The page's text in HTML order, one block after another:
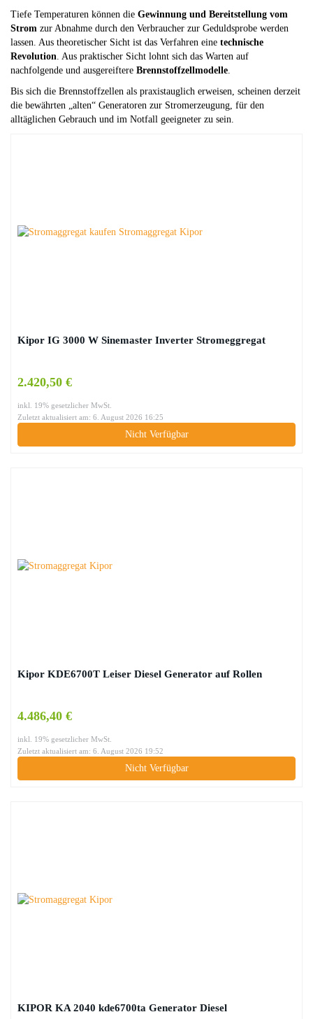
Tiefe Temperaturen können die Gewinnung und Bereitstellung vom
Strom zur Abnahme durch den Verbraucher zur Geduldsprobe werden
lassen. Aus theoretischer Sicht ist das Verfahren eine technische
Revolution. Aus praktischer Sicht lohnt sich das Warten auf
nachfolgende und ausgereiftere Brennstoffzellmodelle.
Bis sich die Brennstoffzellen als praxistauglich erweisen, scheinen derzeit
die bewährten „alten“ Generatoren zur Stromerzeugung, für den
alltäglichen Gebrauch und im Notfall geeigneter zu sein.
Kipor IG 3000 W Sinemaster Inverter Stromeggregat
2.420,50 €
inkl. 19% gesetzlicher MwSt.
Zuletzt aktualisiert am: 6. August 2026 16:25
Nicht Verfügbar
Kipor KDE6700T Leiser Diesel Generator auf Rollen
4.486,40 €
inkl. 19% gesetzlicher MwSt.
Zuletzt aktualisiert am: 6. August 2026 19:52
Nicht Verfügbar
KIPOR KA 2040 kde6700ta Generator Diesel